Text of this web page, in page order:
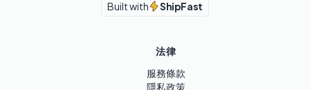
Built with ShipFast
法律
服務條款
隱私政策